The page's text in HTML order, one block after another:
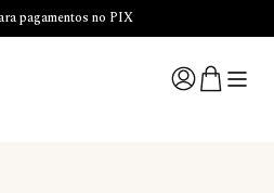
pagamentos no PIX